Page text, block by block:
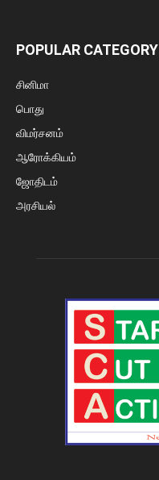
POPULAR CATEGORY
சினிமா
பொது
விமர்சனம்
ஆரோக்கியம்
ஜோதிடம்
அரசியல்